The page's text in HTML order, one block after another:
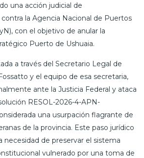
una acción judicial de
la Agencia Nacional de Puertos
con el objetivo de anular la
Puerto de Ushuaia.
a través del Secretario Legal de
y el equipo de esa secretaria,
ante la Justicia Federal y ataca
RESOL-2026-4-APN-
una usurpación flagrante de
de la provincia. Este paso jurídico
necesidad de preservar el sistema
vulnerado por una toma de